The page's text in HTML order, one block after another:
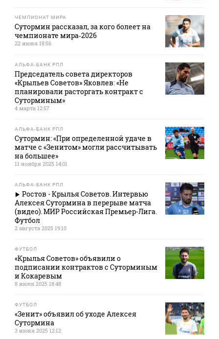
ЧЕМПИОНАТ МИРА
Сутормин рассказал, за кого болеет на
чемпионате мира‑2026
22 июня 18:56
АЛЬФА-БАНК РПЛ
Председатель совета директоров
«Крыльев Советов» Яковлев: «Не
планировали расторгать контракт с
Суторминым»
4 марта 12:57
АЛЬФА-БАНК РПЛ
Сутормин: «При определенной удаче в
матче с «Зенитом» могли рассчитывать
на большее»
11 ноября 2025 14:01
АЛЬФА-БАНК РПЛ
Ростов - Крылья Советов. Интервью
Алексея Сутормина в перерыве матча
(видео). МИР Российская Премьер-Лига.
Футбол
2 августа 2025 19:10
ФУТБОЛ
«Крылья Советов» объявили о
подписании контрактов с Суторминым
и Кокаревым
8 июля 2025 18:48
ФУТБОЛ
«Зенит» объявил об уходе Алексея
Сутормина
3 июня 2025 12:12